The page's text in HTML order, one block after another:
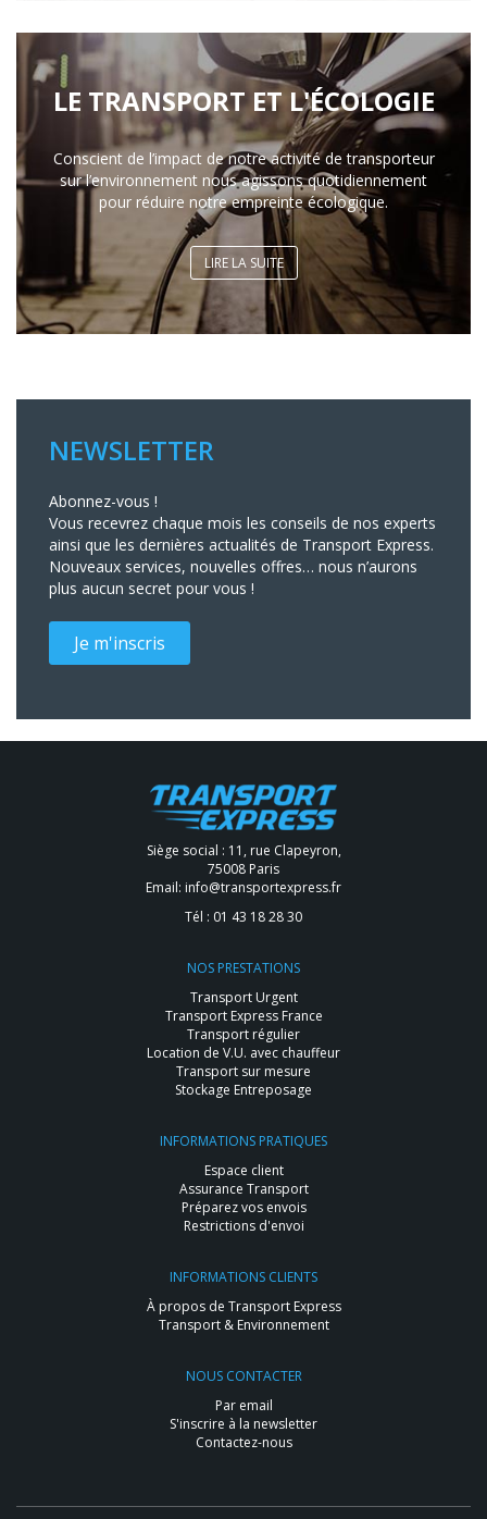
LE TRANSPORT ET L'ÉCOLOGIE
Conscient de l’impact de notre activité de transporteur
sur l’environnement nous agissons quotidiennement
pour réduire notre empreinte écologique.
LIRE LA SUITE
NEWSLETTER
Abonnez-vous !
Vous recevrez chaque mois les conseils de nos experts
ainsi que les dernières actualités de Transport Express.
Nouveaux services, nouvelles offres… nous n’aurons
plus aucun secret pour vous !
Je m'inscris
Siège social : 11, rue Clapeyron,
75008 Paris
Email: info@transportexpress.fr
Tél : 01 43 18 28 30
NOS PRESTATIONS
Transport Urgent
Transport Express France
Transport régulier
Location de V.U. avec chauffeur
Transport sur mesure
Stockage Entreposage
INFORMATIONS PRATIQUES
Espace client
Assurance Transport
Préparez vos envois
Restrictions d'envoi
INFORMATIONS CLIENTS
À propos de Transport Express
Transport & Environnement
NOUS CONTACTER
Par email
S'inscrire à la newsletter
Contactez-nous